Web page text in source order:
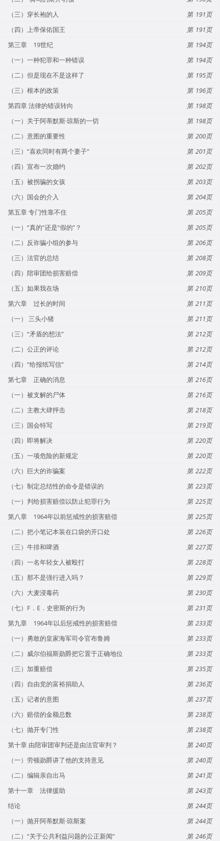
（三）穿长袍的人
191
（四）上帝保佑国王
191
第三章 19世纪
194
（一）一种犯罪和一种错误
194
（二）但是现在不是这样了
195
（三）根本的政策
196
第四章 法律的错误转向
198
（一）关于阿蒂默斯·琼斯的一切
198
（二）意图的重要性
200
（三）“喜欢同时有两个妻子”
201
（四）宣布一次婚约
202
（五）被拐骗的女孩
203
（六）国会的介入
204
第五章 专门性靠不住
205
（一）“真的”还是“假的”？
205
（二）反诈骗小组的参与
206
（三）法官的总结
208
（四）陪审团给损害赔偿
209
（五）如果我在场
210
第六章 过长的时间
211
（一） 三头小猪
211
（三）“矛盾的想法”
212
（二）公正的评论
212
（四）“给报纸写信”
214
第七章 正确的消息
216
（一）被支解的尸体
216
（二）主教大肆抨击
218
（三）国会特写
219
（四）即将解决
220
（五）一项危险的新规定
220
（六）巨大的诈骗案
222
（七）制定总结性的命令是错误的
223
（一）判给损害赔偿以防止犯罪行为
225
第八章 1964年以前惩戒性的损害赔偿
225
（二）把小笔记本装在口袋的开口处
226
（三）牛排和啤酒
227
（四）一名年轻女人被殴打
228
（五）那不是强行进入吗？
229
（六）大麦浸毒药
230
（七）F．E．史密斯的行为
231
第九章 1964年以后惩戒性的损害赔偿
233
（一）勇敢的皇家海军司令官布鲁姆
233
（二）威尔伯福斯勋爵把它置于正确地位
233
（三）加重赔偿
235
（四）自由党的富裕捐助人
236
（五）记者的意图
237
（六）赔偿的金额总数
238
（七）抛开专门性
238
第十章 由陪审团审判还是由法官审判？
240
（一）劳顿勋爵讲了他的支持意见
240
（二）编辑亲自出马
241
第十一章 法律援助
243
结论
244
（一）抛开阿蒂默斯·琼斯案
244
（二）“关于公共利益问题的公正新闻”
246